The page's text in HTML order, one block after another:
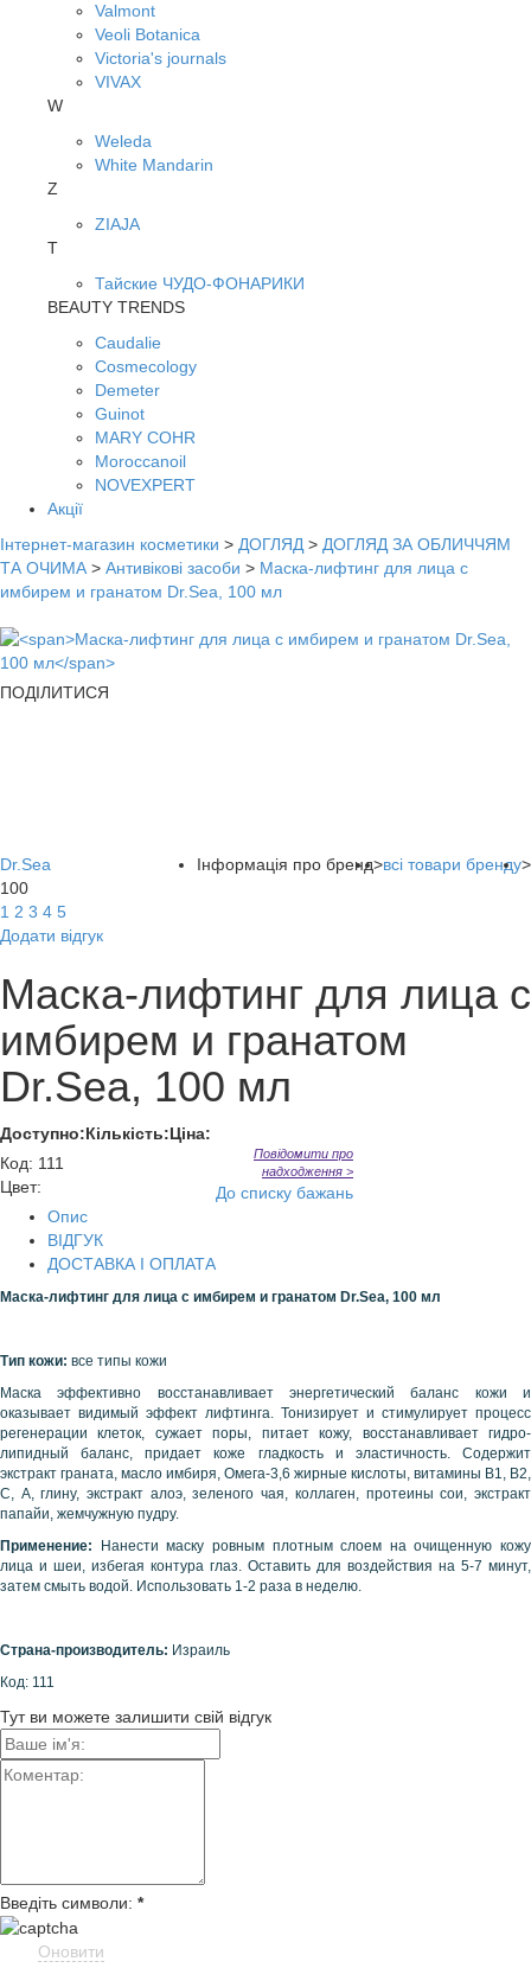
Valmont
Veoli Botanica
Victoria's journals
VIVAX
W
Weleda
White Mandarin
Z
ZIAJA
Т
Тайские ЧУДО-ФОНАРИКИ
BEAUTY TRENDS
Caudalie
Cosmecology
Demeter
Guinot
MARY COHR
Moroccanoil
NOVEXPERT
Акції
Інтернет-магазин косметики > ДОГЛЯД > ДОГЛЯД ЗА ОБЛИЧЧЯМ
ТА ОЧИМА > Антивікові засоби > Маска-лифтинг для лица с
имбирем и гранатом Dr.Sea, 100 мл
ПОДІЛИТИСЯ
Інформація про бренд>всі товари бренду>
Dr.Sea
100
1 2 3 4 5
Додати відгук
Маска-лифтинг для лица с
имбирем и гранатом
Dr.Sea, 100 мл
Доступно:Кількість:Ціна:
Код: 111
Цвет:
Повідомити про
надходження >
До списку бажань
Опис
ВІДГУК
ДОСТАВКА І ОПЛАТА
Маска-лифтинг для лица с имбирем и гранатом Dr.Sea, 100 мл
Тип кожи: все типы кожи
Маска эффективно восстанавливает энергетический баланс кожи и
оказывает видимый эффект лифтинга. Тонизирует и стимулирует процесс
регенерации клеток, сужает поры, питает кожу, восстанавливает гидро-
липидный баланс, придает коже гладкость и эластичность. Содержит
экстракт граната, масло имбиря, Омега-3,6 жирные кислоты, витамины В1, В2,
С, А, глину, экстракт алоэ, зеленого чая, коллаген, протеины сои, экстракт
папайи, жемчужную пудру.
Применение:
Нанести маску ровным плотным слоем на очищенную кожу
лица и шеи, избегая контура глаз. Оставить для воздействия на 5-7 минут,
затем смыть водой. Использовать 1-2 раза в неделю.
Страна-производитель: Израиль
Код: 111
Тут ви можете залишити свій відгук
Введіть символи: *
Оновити